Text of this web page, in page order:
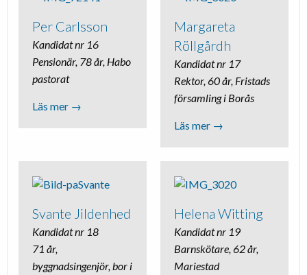
Per Carlsson
Kandidat nr 16
Pensionär, 78 år, Habo
pastorat
Läs mer →
Margareta
Röllgårdh
Kandidat nr 17
Rektor, 60 år, Fristads
församling i Borås
Läs mer →
Svante Jildenhed
Kandidat nr 18
71 år,
byggnadsingenjör, bor i
Helena Witting
Kandidat nr 19
Barnskötare, 62 år,
Mariestad